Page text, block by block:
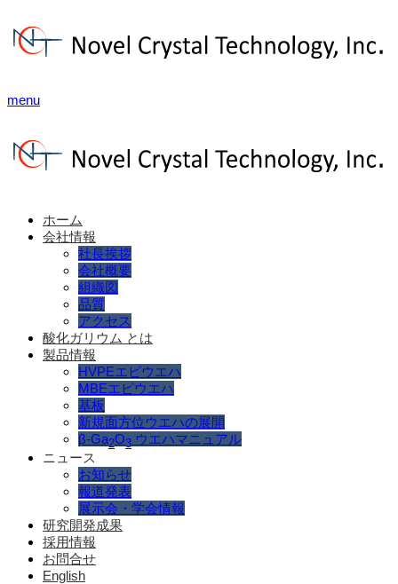
menu
ホーム
会社情報
社長挨拶
会社概要
組織図
品質
アクセス
酸化ガリウム とは
製品情報
HVPEエピウエハ
MBEエピウエハ
基板
新規面方位ウエハの展開
β-Ga2O3 ウエハマニュアル
ニュース
お知らせ
報道発表
展示会・学会情報
研究開発成果
採用情報
お問合せ
English